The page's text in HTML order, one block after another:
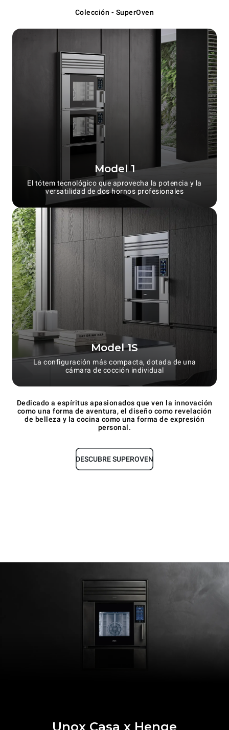
Colección - SuperOven
Model 1
El tótem tecnológico que aprovecha la potencia y la
versatilidad de dos hornos profesionales
Model 1S
La configuración más compacta, dotada de una
cámara de cocción individual
Dedicado a espíritus apasionados que ven la innovación
como una forma de aventura, el diseño como revelación
de belleza y la cocina como una forma de expresión
personal.
DESCUBRE SUPEROVEN
Unox Casa x Henge